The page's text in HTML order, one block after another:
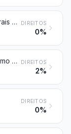
Matérias vegetais ou minerais de entalhar, trabalhadas, e suas obras; obras moldadas ou entalhadas de cera, parafina, estearina, gomas ou resinas naturais, de massas ou pastas para modelar, e outras obras moldadas ou entalhadas não especificadas nem compreendidas noutras posições; gelatina não endurecida, trabalhada, exceto a da posição 3503, e obras de gelatina não endurecida DIREITOS
0%
Vassouras e escovas, mesmo que constituam partes de máquinas, de aparelhos ou de veículos, vassouras mecânicas de uso manual não motorizadas, pincéis e espanadores; cabeças preparadas para escovas, pincéis e artigos semelhantes; talochas (pads) e rolos para pintura; rodos de borracha ou de matérias flexíveis semelhantes DIREITOS
2%
DIREITOS
0%